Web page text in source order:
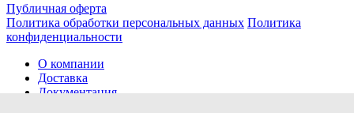
Публичная оферта
Политика обработки персональных данных Политика
конфиденциальности
О компании
Доставка
Документация